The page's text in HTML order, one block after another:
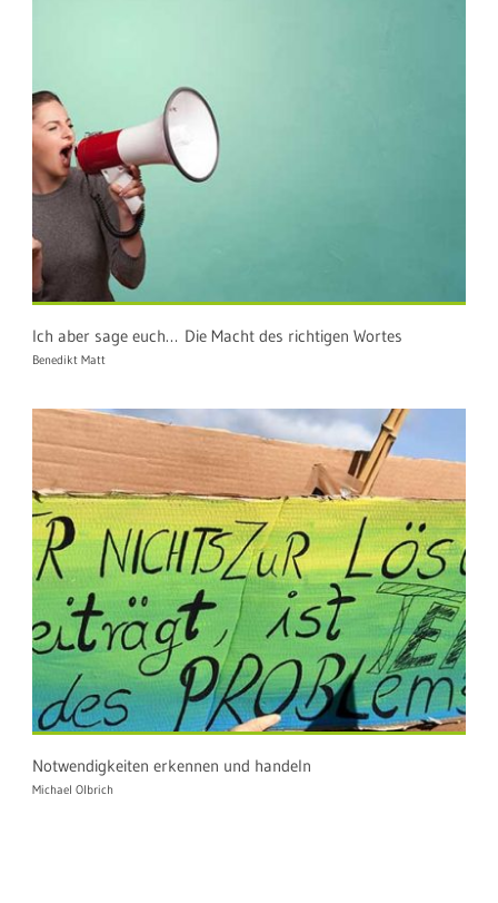
Ich aber sage euch… Die Macht des richtigen Wortes
Benedikt Matt
Notwendigkeiten erkennen und handeln
Michael Olbrich